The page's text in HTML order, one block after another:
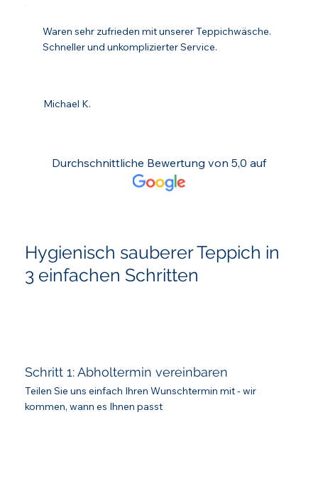
Waren sehr zufrieden mit unserer Teppichwäsche.
Schneller und unkomplizierter Service.
Michael K.
Durchschnittliche Bewertung von 5,0 auf
Hygienisch sauberer Teppich in
3 einfachen Schritten
Schritt 1: Abholtermin vereinbaren
Teilen Sie uns einfach Ihren Wunschtermin mit - wir
kommen, wann es Ihnen passt